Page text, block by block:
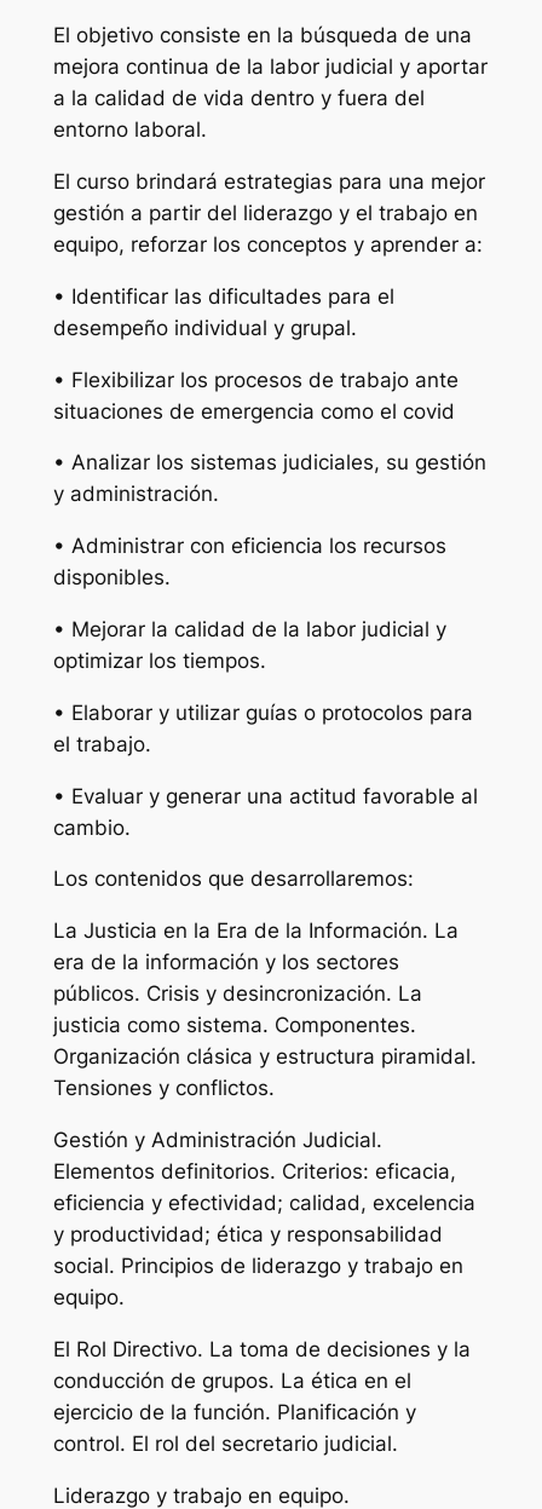
El objetivo consiste en la búsqueda de una
mejora continua de la labor judicial y aportar
a la calidad de vida dentro y fuera del
entorno laboral.
El curso brindará estrategias para una mejor
gestión a partir del liderazgo y el trabajo en
equipo, reforzar los conceptos y aprender a:
• Identificar las dificultades para el
desempeño individual y grupal.
• Flexibilizar los procesos de trabajo ante
situaciones de emergencia como el covid
• Analizar los sistemas judiciales, su gestión
y administración.
• Administrar con eficiencia los recursos
disponibles.
• Mejorar la calidad de la labor judicial y
optimizar los tiempos.
• Elaborar y utilizar guías o protocolos para
el trabajo.
• Evaluar y generar una actitud favorable al
cambio.
Los contenidos que desarrollaremos:
La Justicia en la Era de la Información. La
era de la información y los sectores
públicos. Crisis y desincronización. La
justicia como sistema. Componentes.
Organización clásica y estructura piramidal.
Tensiones y conflictos.
Gestión y Administración Judicial.
Elementos definitorios. Criterios: eficacia,
eficiencia y efectividad; calidad, excelencia
y productividad; ética y responsabilidad
social. Principios de liderazgo y trabajo en
equipo.
El Rol Directivo. La toma de decisiones y la
conducción de grupos. La ética en el
ejercicio de la función. Planificación y
control. El rol del secretario judicial.
Liderazgo y trabajo en equipo.